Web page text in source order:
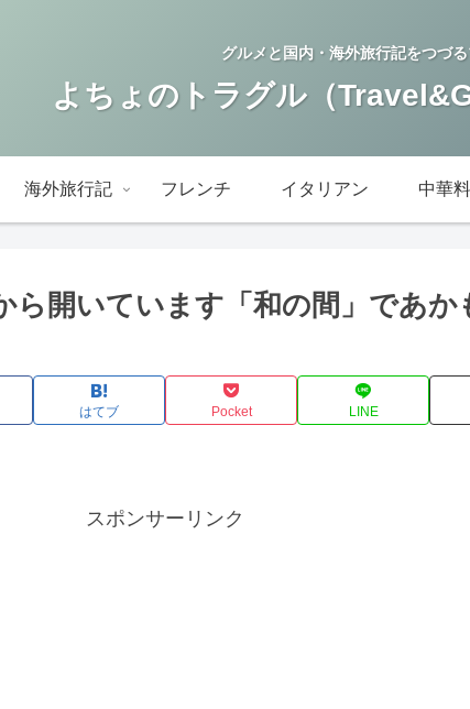
グルメと国内・海外旅行記をつづ
よちょのトラグル（
海外旅行記 フレンチ イタリアン 中華
ら開いています「和の間」であか
はてブ Pocket LINE
スポンサーリンク